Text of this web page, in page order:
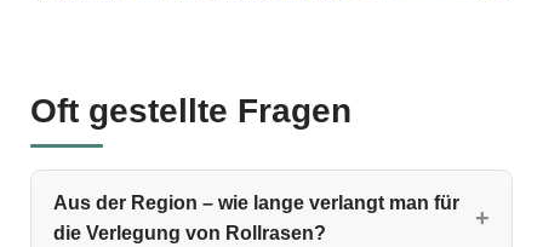
Oft gestellte Fragen
Aus der Region – wie lange verlangt man für
die Verlegung von Rollrasen?